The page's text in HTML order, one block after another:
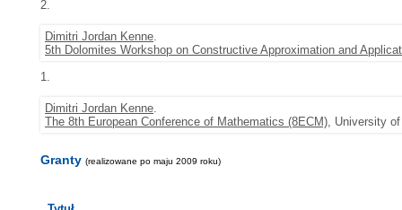
2.
Dimitri Jordan Kenne.
5th Dolomites Workshop on Constructive Approximation and
1.
Dimitri Jordan Kenne.
The 8th European Conference of Mathematics (8ECM), University
Granty (realizowane po maju 2009 roku)